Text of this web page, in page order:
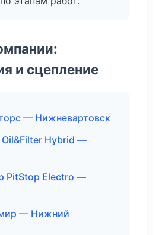
и сцепление
— Нижневартовск
Hybrid —
PitStop Electro —
— Нижний